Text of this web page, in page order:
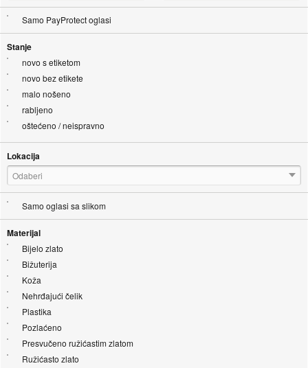
Samo PayProtect oglasi
Stanje
novo s etiketom
novo bez etikete
malo nošeno
rabljeno
oštećeno / neispravno
Lokacija
Odaberi
Samo oglasi sa slikom
Materijal
Bijelo zlato
Bižuterija
Koža
Nehrđajući čelik
Plastika
Pozlaćeno
Presvučeno ružićastim zlatom
Ružićasto zlato